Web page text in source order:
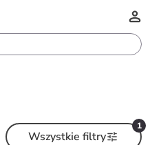
1
Wszystkie filtry